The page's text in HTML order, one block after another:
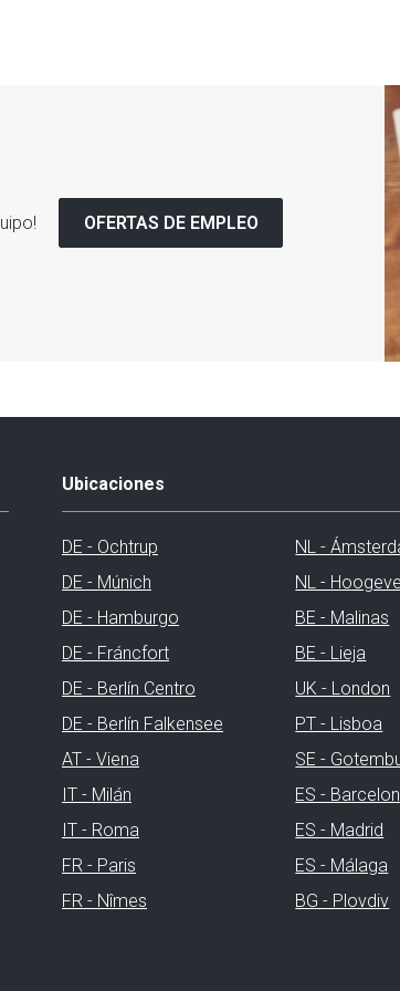
OFERTAS DE EMPLEO
Ubicaciones
DE - Ochtrup
DE - Múnich
DE - Hamburgo
DE - Fráncfort
DE - Berlín Centro
DE - Berlín Falkensee
AT - Viena
IT - Milán
IT - Roma
FR - Paris
FR - Nîmes
NL -
NL -
BE - Malinas
BE - Lieja
UK - London
PT - Lisboa
SE -
ES -
ES - Madrid
ES - Málaga
BG - Plovdiv